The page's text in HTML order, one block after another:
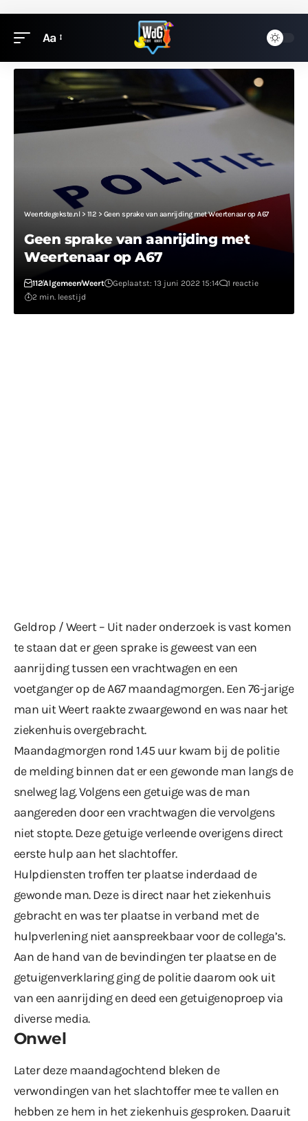
Aa
Weertdegekste.nl > 112 > Geen sprake van aanrijding met Weertenaar op A67
Geen sprake van aanrijding met
Weertenaar op A67
112AlgemeenWeert Geplaatst: 13 juni 2022 15:14
1 reactie
2 min. leestijd
Geldrop / Weert – Uit nader onderzoek is vast komen
te staan dat er geen sprake is geweest van een
aanrijding tussen een vrachtwagen en een
voetganger op de A67 maandagmorgen. Een 76-jarige
man uit Weertraakte zwaargewond en was naar het
ziekenhuis overgebracht.
Maandagmorgen rond 1.45 uur kwam bij de politie
de melding binnen dat er een gewonde man langs de
snelweg lag. Volgens een getuige was de man
aangereden door een vrachtwagen die vervolgens
niet stopte. Deze getuige verleende overigens direct
eerste hulp aan het slachtoffer.
Hulpdiensten troffen ter plaatse inderdaad de
gewonde man. Deze is direct naar het ziekenhuis
gebracht en was ter plaatse in verband met de
hulpverlening niet aanspreekbaar voor de collega’s.
Aan de hand van de bevindingen ter plaatse en de
getuigenverklaring ging de politie daarom ook uit
van een aanrijding en deed een getuigenoproep via
diverse media.
Onwel
Later deze maandagochtend bleken de
verwondingen van het slachtoffer mee te vallen en
hebben ze hem in het ziekenhuis gesproken. Daaruit